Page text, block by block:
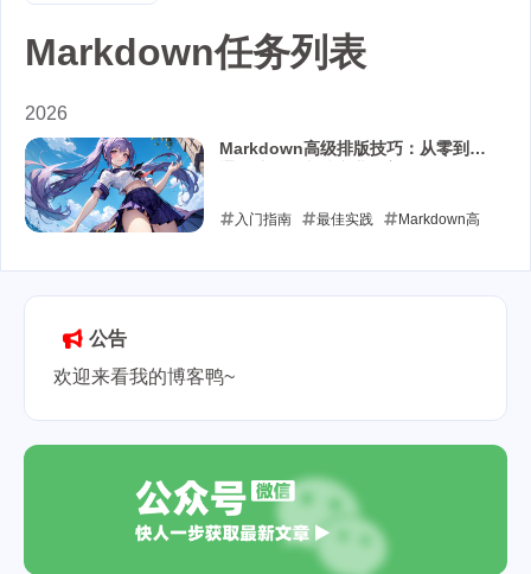
Markdown任务列表
2026
Markdown高级排版技巧：从零到精
入门指南 最佳实践 Markdown高
Markdown任务列表 Markdown代码
公告
欢迎来看我的博客鸭~